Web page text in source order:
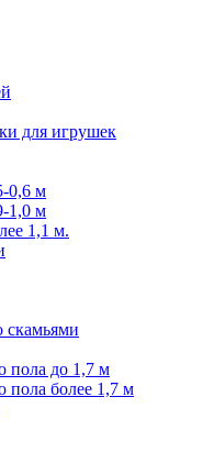
для игрушек
0,6 м
1,0 м
1,1 м.
скамьями
пола до 1,7 м
более 1,7 м